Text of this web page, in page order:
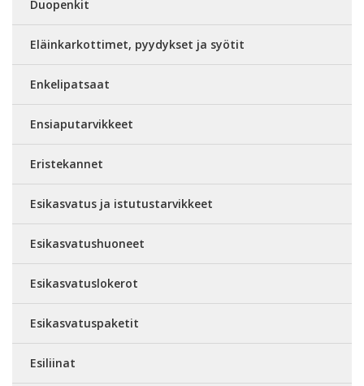
Duopenkit
Eläinkarkottimet, pyydykset ja syötit
Enkelipatsaat
Ensiaputarvikkeet
Eristekannet
Esikasvatus ja istutustarvikkeet
Esikasvatushuoneet
Esikasvatuslokerot
Esikasvatuspaketit
Esiliinat